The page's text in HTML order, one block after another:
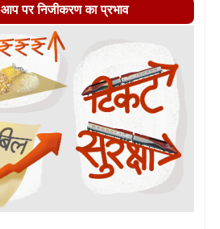
आप पर निजीकरण का प्रभाव